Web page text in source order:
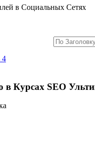
в Социальных Сетях
4
в Курсах SEO